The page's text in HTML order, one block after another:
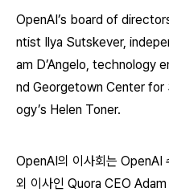
OpenAI’s board of
ntist Ilya Sutskever,
am D’Angelo, technology
nd Georgetown Center for
ogy’s Helen Toner.
OpenAI의 이사회는 OpenAI
외 이사인 Quora CEO